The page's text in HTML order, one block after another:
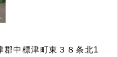
中標津町東３８条北1